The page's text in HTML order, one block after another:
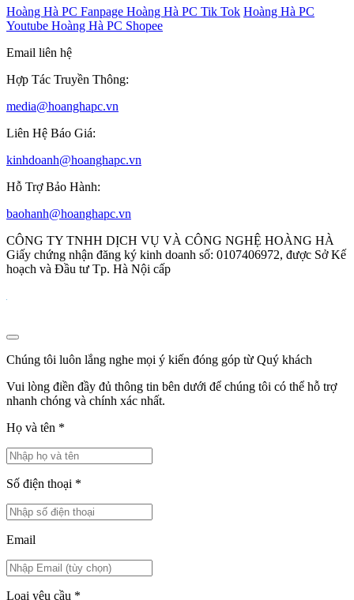
Hoàng Hà PC Fanpage Hoàng Hà PC Tik Tok Hoàng Hà PC
Youtube Hoàng Hà PC Shopee
Email liên hệ
Hợp Tác Truyền Thông:
media@hoanghapc.vn
Liên Hệ Báo Giá:
kinhdoanh@hoanghapc.vn
Hỗ Trợ Bảo Hành:
baohanh@hoanghapc.vn
CÔNG TY TNHH DỊCH VỤ VÀ CÔNG NGHỆ HOÀNG HÀ
Giấy chứng nhận đăng ký kinh doanh số: 0107406972, được Sở Kế
hoạch và Đầu tư Tp. Hà Nội cấp
Chúng tôi luôn lắng nghe mọi ý kiến đóng góp từ Quý khách
Vui lòng điền đầy đủ thông tin bên dưới để chúng tôi có thể hỗ trợ
nhanh chóng và chính xác nhất.
Họ và tên *
Số điện thoại *
Email
Loại yêu cầu *